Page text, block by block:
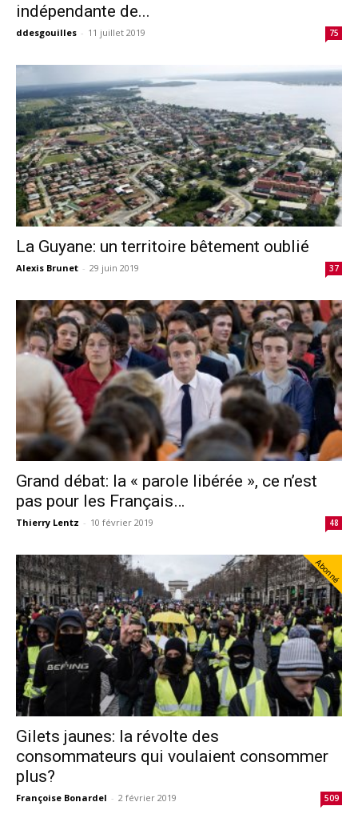
indépendante de...
ddesgouilles - 11 juillet 2019 75
La Guyane: un territoire bêtement oublié
Alexis Brunet - 29 juin 2019 37
Grand débat: la « parole libérée », ce n’est
pas pour les Français…
Thierry Lentz - 10 février 2019 48
Abonné
Gilets jaunes: la révolte des
consommateurs qui voulaient consommer
plus?
Françoise Bonardel - 2 février 2019 509